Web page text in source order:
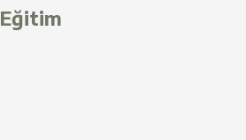
Eğitim